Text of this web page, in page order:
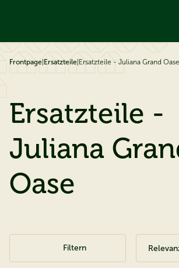
Frontpage Ersatzteile Ersatzteile - Juliana Grand Oase
Ersatzteile -
Juliana
Oase
Filtern